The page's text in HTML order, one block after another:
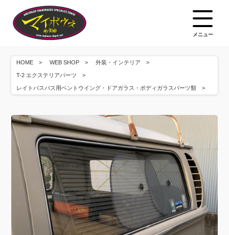
メニュー
HOME WEB SHOP 外装・インテリア
T-2 エクステリアパーツ
レイトバスバス用ベントウイング・ドアガラス・ボディガラスパーツ類